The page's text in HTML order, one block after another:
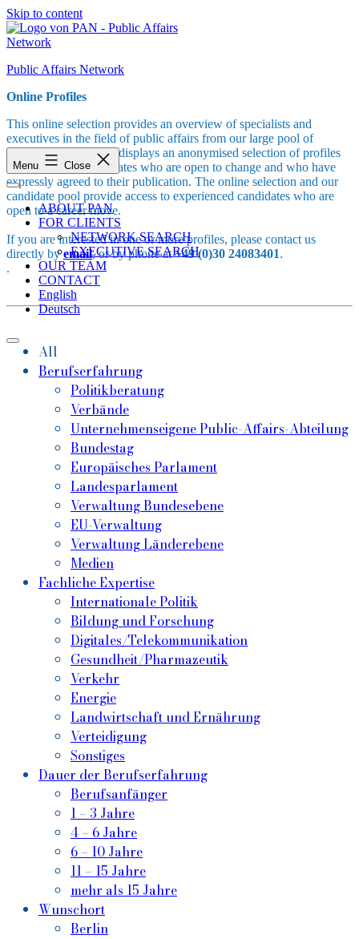
Skip to content
Public Affairs Network
Menu Close
ABOUT PAN
FOR CLIENTS
NETWORK SEARCH
EXECUTIVE SEARCH
OUR TEAM
CONTACT
English
Deutsch
Online Profiles
This online selection provides an overview of specialists and
executives in the field of public affairs from our large pool of
candidates. This page displays an anonymised selection of profiles
of experienced candidates who are open to change and who have
expressly agreed to their publication. The online selection and our
candidate pool provide access to experienced candidates who are
open to a career move.
If you are interested in one or more profiles, please contact us
directly byemail, or by phone at+49 (0)30 24083401.
.
All
Berufserfahrung
Politikberatung
Verbände
Unternehmenseigene Public-Affairs-Abteilung
Bundestag
Europäisches Parlament
Landesparlament
Verwaltung Bundesebene
EU-Verwaltung
Verwaltung Länderebene
Medien
Fachliche Expertise
Internationale Politik
Bildung und Forschung
Digitales/Telekommunikation
Gesundheit/Pharmazeutik
Verkehr
Energie
Landwirtschaft und Ernährung
Verteidigung
Sonstiges
Dauer der Berufserfahrung
Berufsanfänger
1 – 3 Jahre
4 – 6 Jahre
6 – 10 Jahre
11 – 15 Jahre
mehr als 15 Jahre
Wunschort
Berlin